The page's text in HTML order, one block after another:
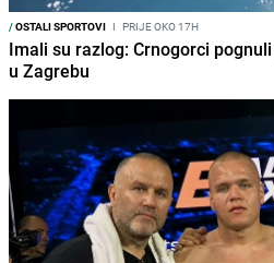
/OSTALI SPORTOVI I PRIJE OKO 17H
Imali su razlog: Crnogorci
u Zagrebu